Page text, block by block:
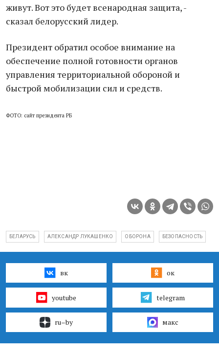
живут. Вот это будет всенародная защита, -
сказал белорусский лидер.
Президент обратил особое внимание на
обеспечение полной готовности органов
управления территориальной обороной и
быстрой мобилизации сил и средств.
ФОТО: сайт президента РБ
БЕЛАРУСЬ АЛЕКСАНДР ЛУКАШЕНКО ОБОРОНА БЕЗОПАСНОСТЬ
вк ок
youtube telegram
ru–by макс